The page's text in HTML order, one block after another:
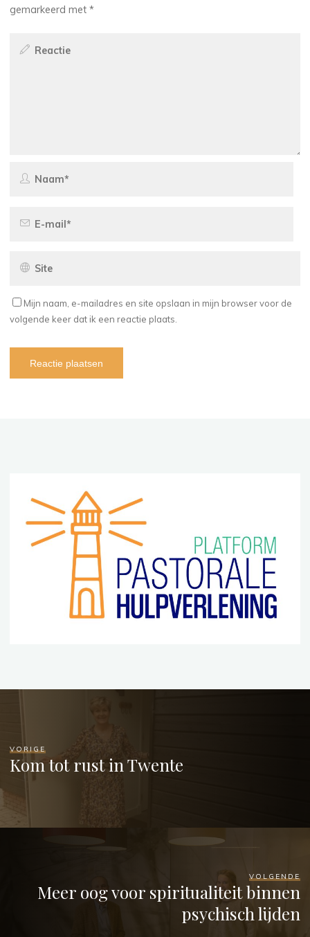
gemarkeerd met*
Mijn naam, e-mailadres en site opslaan in mijn browser voor de
volgende keer dat ik een reactie plaats.
VORIGE
Kom tot rust in Twente
VOLGENDE
Meer oog voor spiritualiteit binnen
psychisch lijden